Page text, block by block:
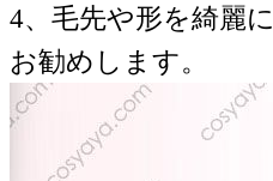
4、毛先や形を綺麗
お勧めします。